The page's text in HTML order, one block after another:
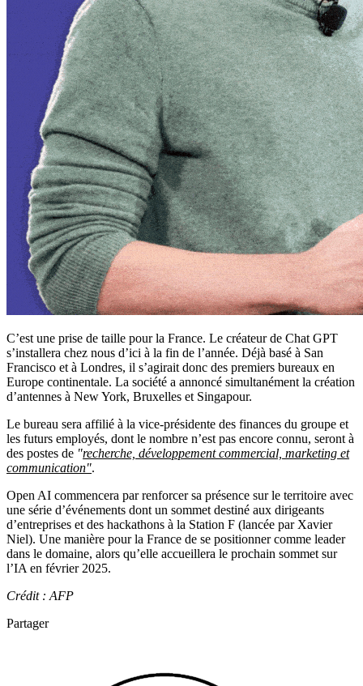
C’est une prise de taille pour la France. Le créateur de Chat GPT
s’installera chez nous d’ici à la fin de l’année. Déjà basé à San
Francisco et à Londres, il s’agirait donc des premiers bureaux en
Europe continentale. La société a annoncé simultanément la création
d’antennes à New York, Bruxelles et Singapour.
Le bureau sera affilié à la vice-présidente des finances du groupe et
les futurs employés, dont le nombre n’est pas encore connu, seront à
des postes de "recherche, développement commercial, marketing et
communication".
Open AI commencera par renforcer sa présence sur le territoire avec
une série d’événements dont un sommet destiné aux dirigeants
d’entreprises et des hackathons à la Station F (lancée par Xavier
Niel). Une manière pour la France de se positionner comme leader
dans le domaine, alors qu’elle accueillera le prochain sommet sur
l’IA en février 2025.
Crédit : AFP
Partager